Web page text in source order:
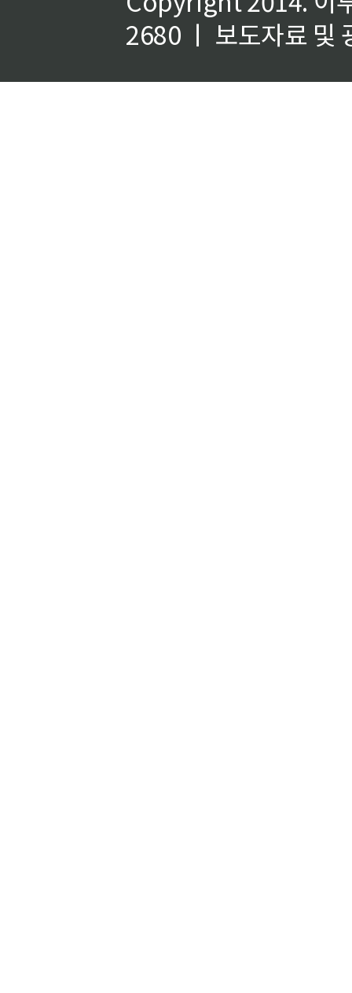
2680 ㅣ 보도자료